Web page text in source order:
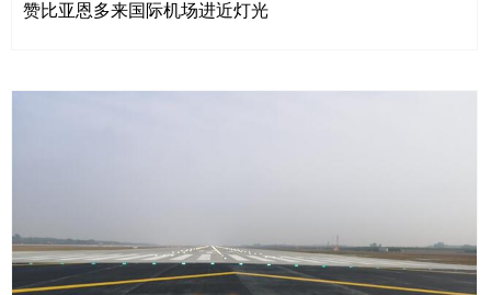
赞比亚恩多来国际机场进近灯光